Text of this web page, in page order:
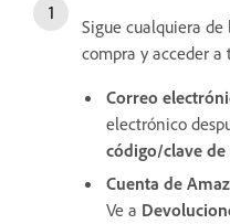
Sigue cualquiera
compra y acceder a
Correo
electrónico
código/clave de
Cuenta de
Ve a